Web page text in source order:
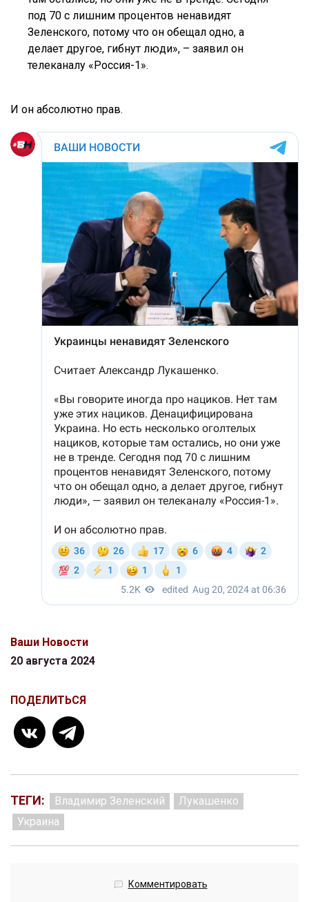
под 70 с лишним процентов ненавидят
Зеленского, потому что он обещал одно, а
делает другое, гибнут люди», – заявил он
телеканалу «Россия-1».
И он абсолютно прав.
Ваши Новости
20 августа 2024
ПОДЕЛИТЬСЯ
ТЕГИ: Владимир Зеленский
Лукашенко
Украина
Комментировать